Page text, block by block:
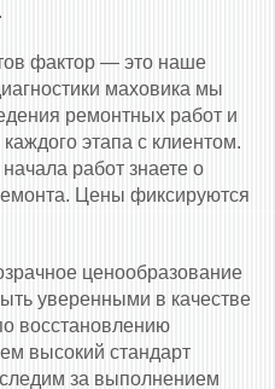
фактор — это наше
маховика мы
ремонтных работ и
этапа с клиентом.
работ знаете о
Цены фиксируются
ценообразование
уверенными в качестве
восстановлению
высокий стандарт
за выполнением